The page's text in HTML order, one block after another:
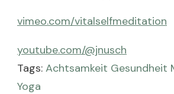
vimeo.com/vitalselfmeditation
youtube.com/@jnusch
Tags: Achtsamkeit Gesundheit
Yoga